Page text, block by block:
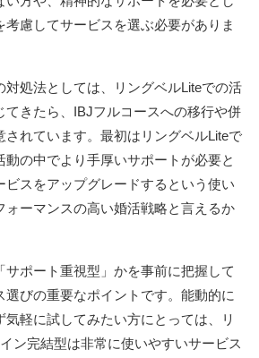
慮してサービスを選ぶ必要がありま
対処法としては、リングベルLiteでの活
てきたら、IBJフルコースへの移行や併
されています。最初はリングベルLiteで
の中でより手厚いサポートが必要と
ビスをアップグレードするという使い
ォーマンスの高い婚活戦略と言えるか
サポート重視型」かを事前に把握して
選びの重要なポイントです。能動的に
軽に試してみたい方にとっては、リ
ン完結型は非常に使いやすいサービス